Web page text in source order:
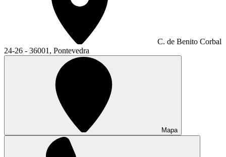
C. de Benito Corbal
24-26 - 36001, Pontevedra
Mapa